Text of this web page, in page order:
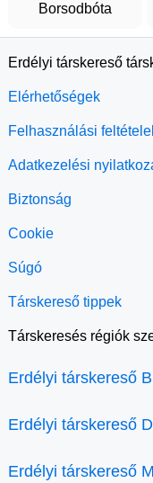
Borsodbóta
Erdélyi társkereső
Elérhetőségek
Felhasználási
Adatkezelési
Biztonság
Cookie
Súgó
Társkereső tippek
Társkeresés régiók
Erdélyi társkereső
Erdélyi társkereső
Erdélyi társkereső